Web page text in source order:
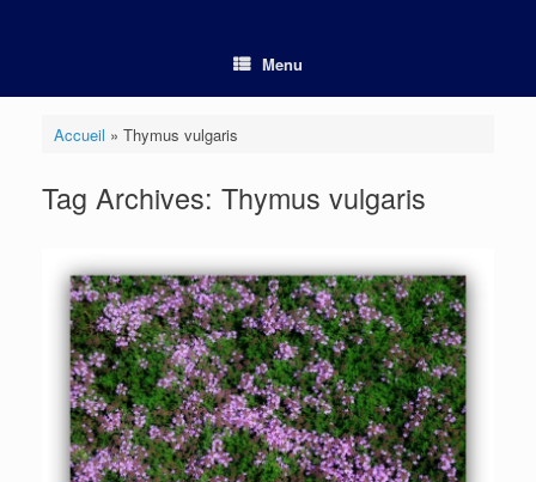
Menu
Accueil » Thymus vulgaris
Tag Archives: Thymus vulgaris